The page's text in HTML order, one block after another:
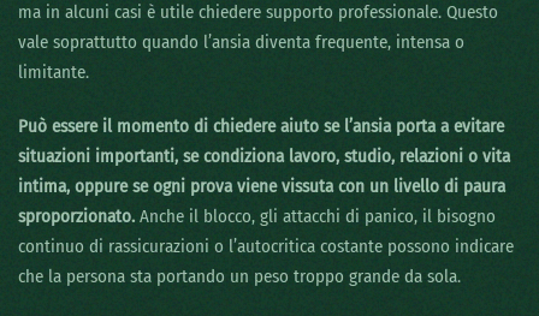
ma in alcuni casi è utile chiedere supporto professionale. Questo
vale soprattutto quando l’ansia diventa frequente, intensa o
limitante.
Può essere il momento di chiedere aiuto se l’ansia porta a evitare
situazioni importanti, se condiziona lavoro, studio, relazioni o vita
intima, oppure se ogni prova viene vissuta con un livello di paura
sproporzionato. Anche il blocco, gli attacchi di panico, il bisogno
continuo di rassicurazioni o l’autocritica costante possono indicare
che la persona sta portando un peso troppo grande da sola.